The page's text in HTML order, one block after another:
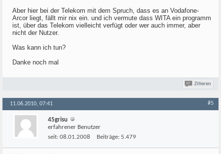
Aber hier bei der Telekom mit dem Spruch, dass es an Vodafone-
Arcor liegt, fällt mir nix ein. und ich vermute dass WITA ein programm
ist, über das Telekom vielleicht verfügt oder wer auch immer, aber
nicht der Nutzer.
Was kann ich tun?
Danke noch mal
Zitieren
11.06.2010, 07:41 #5
45grisu
erfahrener Benutzer
seit: 08.01.2008 Beiträge: 5.479